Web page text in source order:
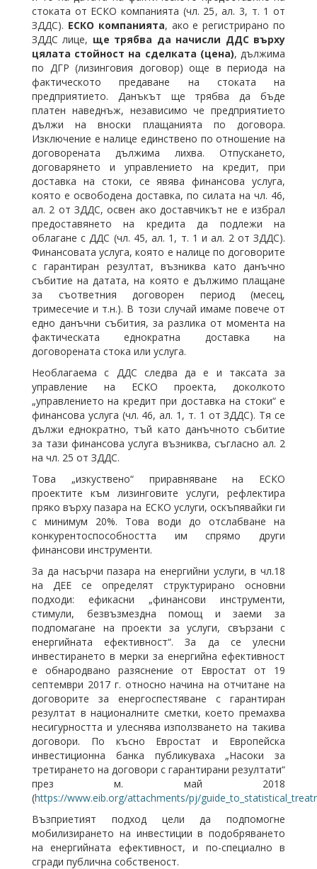
стоката от ЕСКО компанията (чл. 25, ал. 3, т. 1 от
ЗДДС). ЕСКО компанията, ако е регистрирано по
ЗДДС лице, ще трябва да начисли ДДС върху
цялата стойност на сделката (цена), дължима
по ДГР (лизинговия договор) още в периода на
фактическото предаване на стоката на
предприятието. Данъкът ще трябва да бъде
платен наведнъж, независимо че предприятието
дължи на вноски плащанията по договора.
Изключение е налице единствено по отношение на
договорената дължима лихва. Отпускането,
договарянето и управлението на кредит, при
доставка на стоки, се явява финансова услуга,
която е освободена доставка, по силата на чл. 46,
ал. 2 от ЗДДС, освен ако доставчикът не е избрал
предоставянето на кредита да подлежи на
облагане с ДДС (чл. 45, ал. 1, т. 1 и ал. 2 от ЗДДС).
Финансовата услуга, която е налице по договорите
с гарантиран резултат, възниква като данъчно
събитие на датата, на която е дължимо плащане
за съответния договорен период (месец,
тримесечие и т.н.). В този случай имаме повече от
едно данъчни събития, за разлика от момента на
фактическата еднократна доставка на
договорената стока или услуга.
Необлагаема с ДДС следва да е и таксата за
управление на ЕСКО проекта, доколкото
„управлението на кредит при доставка на стоки“ е
финансова услуга (чл. 46, ал. 1, т. 1 от ЗДДС). Тя се
дължи еднократно, тъй като данъчното събитие
за тази финансова услуга възниква, съгласно ал. 2
на чл. 25 от ЗДДС.
Това „изкуствено“ приравняване на ЕСКО
проектите към лизинговите услуги, рефлектира
пряко върху пазара на ЕСКО услуги, оскъпявайки ги
с минимум 20%. Това води до отслабване на
конкурентоспособността им спрямо други
финансови инструменти.
За да насърчи пазара на енергийни услуги, в чл.18
на ДЕЕ се определят структурирано основни
подходи: ефикасни „финансови инструменти,
стимули, безвъзмездна помощ и заеми за
подпомагане на проекти за услуги, свързани с
енергийната ефективност“. За да се улесни
инвестирането в мерки за енергийна ефективност
е обнародванo разяснение от Евростат от 19
септември 2017 г. относно начина на отчитане на
договорите за енергоспестяване с гарантиран
резултат в националните сметки, което премахва
несигурността и улеснява използването на такива
договори. По късно Евростат и Европейска
инвестиционна банка публикуваха „Насоки за
третирането на договори с гарантирани резултати“
през м. май 2018
(https://www.eib.org/attachments/pj/
Възприетият подход цели да подпомогне
мобилизирането на инвестиции в подобряването
на енергийната ефективност, и по-специално в
сгради публична собственост.